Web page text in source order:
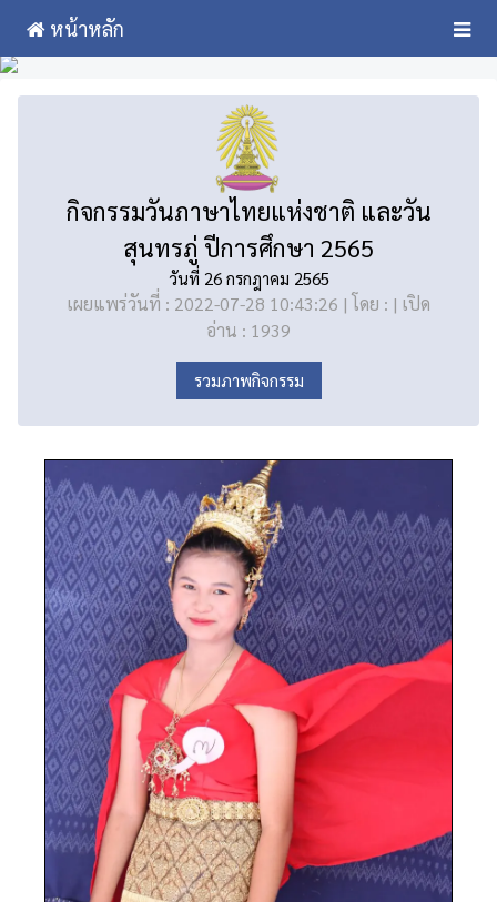
หน้าหลัก
กิจกรรมวันภาษาไทยแห่งชาติ และวัน
เผยแพร่วันที่ : 2022-07-28 10:43:26 | โดย : | เปิด
อ่าน : 1939
รวมภาพกิจกรรม